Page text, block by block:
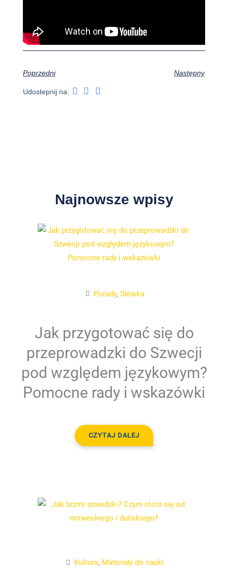
Poprzedni Następny
Udostepnij na:
Najnowsze wpisy
Porady, Słówka
Jak przygotować się do
przeprowadzki do Szwecji
pod względem językowym?
Pomocne rady i wskazówki
CZYTAJ DALEJ
Kultura, Materiały do nauki